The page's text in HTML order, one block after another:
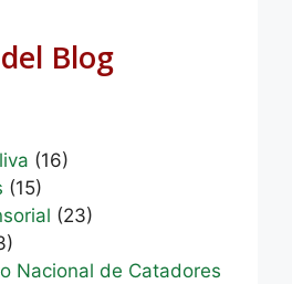
Blog
(16)
(15)
(23)
Nacional de Catadores